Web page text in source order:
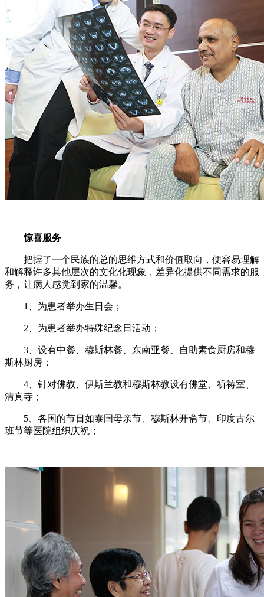
惊喜服务
把握了一个民族的总的思维方式和价值取向，便容易理解
和解释许多其他层次的文化化现象，差异化提供不同需求的服
务，让病人感觉到家的温馨。
1、为患者举办生日会；
2、为患者举办特殊纪念日活动；
3、设有中餐、穆斯林餐、东南亚餐、自助素食厨房和穆
斯林厨房；
4、针对佛教、伊斯兰教和穆斯林教设有佛堂、祈祷室、
清真寺；
5、各国的节日如泰国母亲节、穆斯林开斋节、印度古尔
班节等医院组织庆祝；